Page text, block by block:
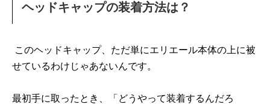
ヘッドキャップの装着方法は？
このヘッドキャップ、ただ単にエリエール本体の上に被
せているわけじゃあないんです。
最初手に取ったとき、「どうやって装着するんだろ